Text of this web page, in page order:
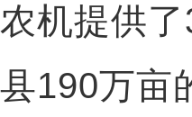
机提供
190万亩